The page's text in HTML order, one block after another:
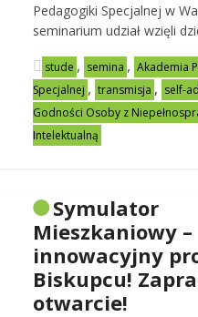
Pedagogiki Specjalnej w
seminarium udział wzięli
stude , semina , Akademia
Specjalnej , transmisja , self-
Godności Osoby z
Intelektualną
Symulator
Mieszkaniowy –
innowacyjny
Biskupcu!
otwarcie!